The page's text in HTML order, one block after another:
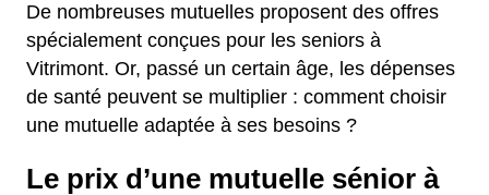
De nombreuses mutuelles proposent des offres
spécialement conçues pour les seniors à
Vitrimont. Or, passé un certain âge, les dépenses
de santé peuvent se multiplier : comment choisir
une mutuelle adaptée à ses besoins ?
Le prix d’une mutuelle sénior à